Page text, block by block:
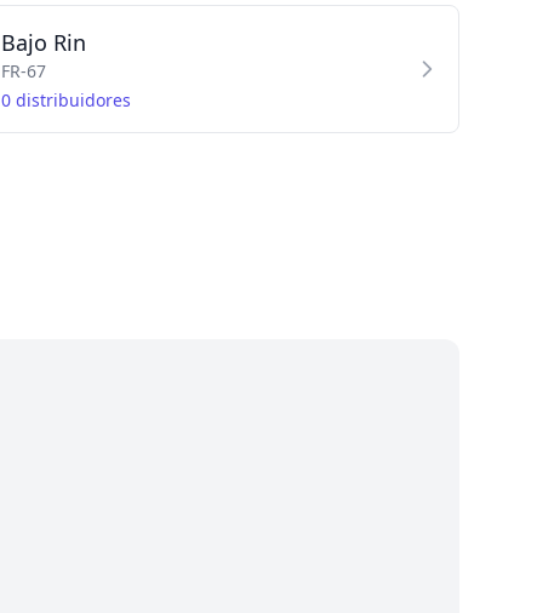
Bajo Rin
FR-67
0 distribuidores